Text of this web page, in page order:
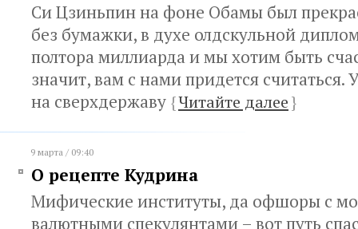
Си Цзиньпин на фоне Обамы был
без бумажки, в духе олдскульной
полтора миллиарда и мы хотим быть
значит, вам с нами придется считаться.
на сверхдержаву {Читайте далее}
9 марта / 09:40
О рецепте Кудрина
Мифические институты, да офшоры с
валютными спекулянтами – вот путь